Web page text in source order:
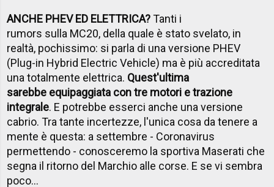
ANCHE PHEV ED ELETTRICA?Tanti i
rumors sulla MC20, della quale è stato svelato, in
realtà, pochissimo: si parla di una versione PHEV
(Plug-in Hybrid Electric Vehicle) ma è più accreditata
una totalmente elettrica. Quest'ultima
sarebbe equipaggiata con tre motori e trazione
integrale. E potrebbe esserci anche una versione
cabrio. Tra tante incertezze, l'unica cosa da tenere a
mente è questa: a settembre - Coronavirus
permettendo - conosceremo la sportiva Maserati che
segna il ritorno del Marchio alle corse. E se vi sembra
poco...